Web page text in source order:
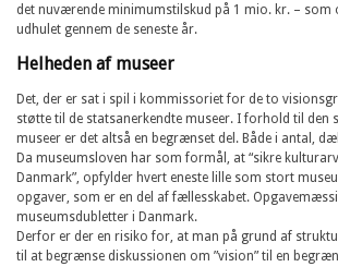
det nuværende minimumstilskud på 1 mio. kr. – som
udhulet gennem de seneste år.
Helheden af museer
Det, der er sat i spil i kommissoriet for de to
støtte til de statsanerkendte museer. I forhold til den
museer er det altså en begrænset del. Både i antal,
Da museumsloven har som formål, at “sikre
Danmark”, opfylder hvert eneste lille som stort
opgaver, som er en del af fællesskabet.
museumsdubletter i Danmark.
Derfor er der en risiko for, at man på grund af
til at begrænse diskussionen om ”vision” til en